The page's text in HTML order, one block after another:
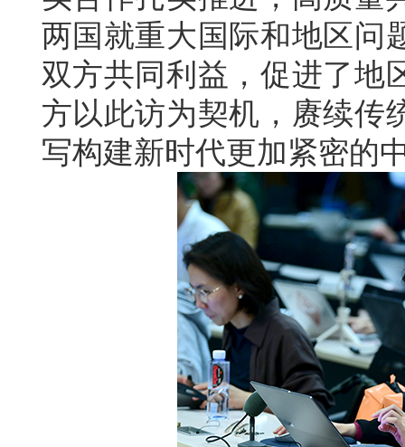
两国就重大国际和地区问
双方共同利益，促进了地
方以此访为契机，赓续传
写构建新时代更加紧密的